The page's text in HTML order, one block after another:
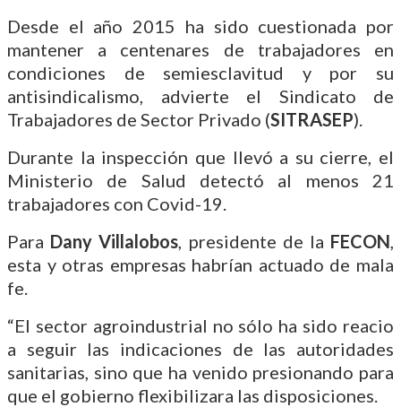
Desde el año 2015 ha sido cuestionada por
mantener a centenares de trabajadores en
condiciones de semiesclavitud y por su
antisindicalismo, advierte el Sindicato de
Trabajadores de Sector Privado (SITRASEP).
Durante la inspección que llevó a su cierre, el
Ministerio de Salud detectó al menos 21
trabajadores con Covid-19.
Para Dany Villalobos , presidente de la FECON
esta y otras empresas habrían actuado de mala
fe.
“El sector agroindustrial no sólo ha sido reacio
a seguir las indicaciones de las autoridades
sanitarias, sino que ha venido presionando para
que el gobierno flexibilizara las disposiciones.